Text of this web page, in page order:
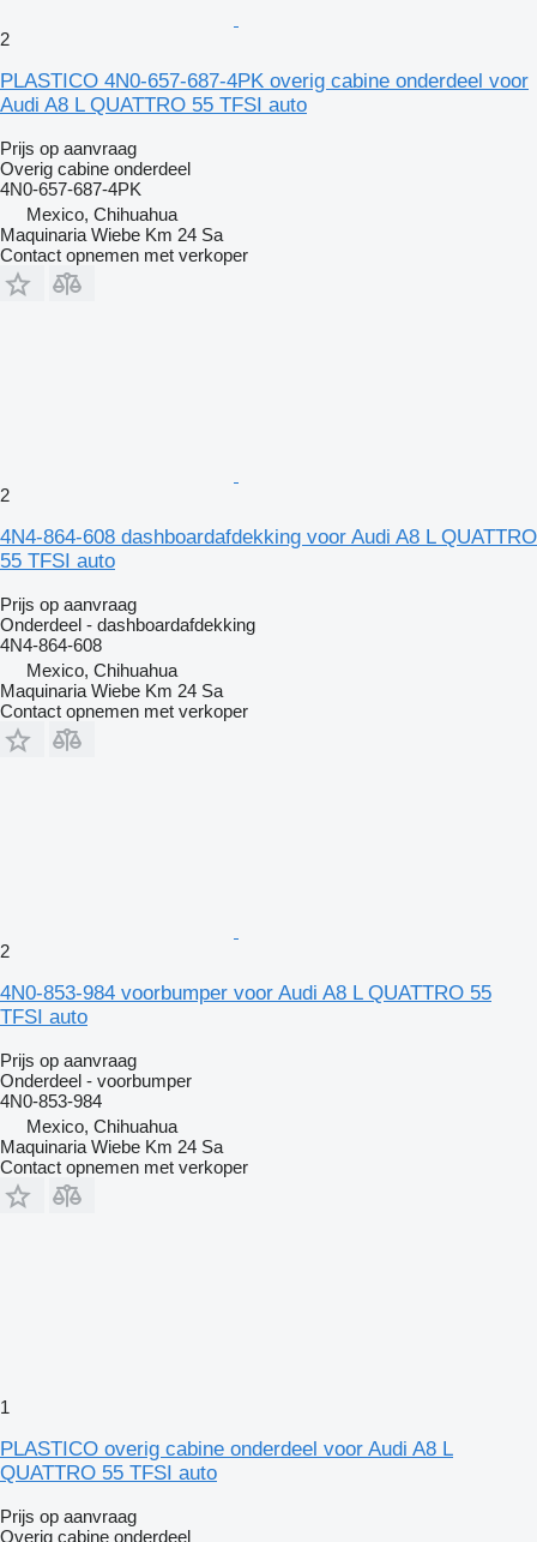
2
PLASTICO 4N0-657-687-4PK overig cabine onderdeel voor
Audi A8 L QUATTRO 55 TFSI auto
Prijs op aanvraag
Overig cabine onderdeel
4N0-657-687-4PK
Mexico, Chihuahua
Maquinaria Wiebe Km 24 Sa
Contact opnemen met verkoper
2
4N4-864-608 dashboardafdekking voor Audi A8 L QUATTRO
55 TFSI auto
Prijs op aanvraag
Onderdeel - dashboardafdekking
4N4-864-608
Mexico, Chihuahua
Maquinaria Wiebe Km 24 Sa
Contact opnemen met verkoper
2
4N0-853-984 voorbumper voor Audi A8 L QUATTRO 55
TFSI auto
Prijs op aanvraag
Onderdeel - voorbumper
4N0-853-984
Mexico, Chihuahua
Maquinaria Wiebe Km 24 Sa
Contact opnemen met verkoper
1
PLASTICO overig cabine onderdeel voor Audi A8 L
QUATTRO 55 TFSI auto
Prijs op aanvraag
Overig cabine onderdeel